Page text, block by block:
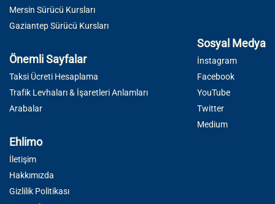
Mersin Sürücü Kursları
Gaziantep Sürücü Kursları
Önemli Sayfalar
Taksi Ücreti Hesaplama
Trafik Levhaları & İşaretleri Anlamları
Arabalar
Sosyal Medya
İnstagram
Facebook
YouTube
Twitter
Medium
Ehlimo
İletişim
Hakkımızda
Gizlilik Politikası